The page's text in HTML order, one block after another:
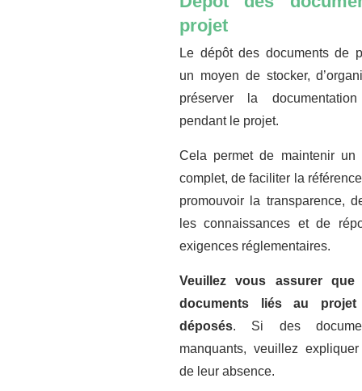
projet
Le dépôt des documents de
un moyen de stocker,
préserver la
pendant le projet.
Cela permet de maintenir un
complet, de faciliter la
promouvoir la transparence,
les connaissances et de
exigences réglementaires.
Veuillez vous assurer
documents liés au
déposés. Si des
manquants, veuillez
de leur absence.